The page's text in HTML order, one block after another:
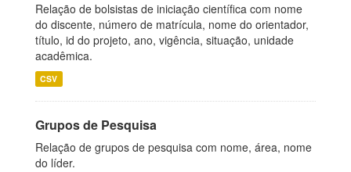
Relação de bolsistas de iniciação científica com nome
do discente, número de matrícula, nome do orientador,
título, id do projeto, ano, vigência, situação, unidade
acadêmica.
CSV
Grupos de Pesquisa
Relação de grupos de pesquisa com nome, área, nome
do líder.